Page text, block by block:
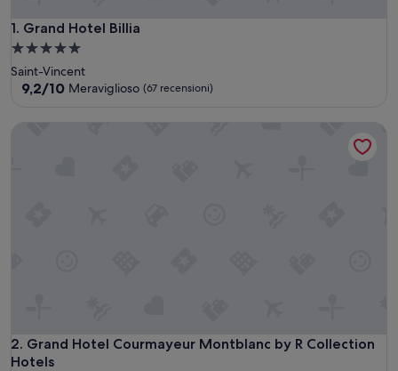
1. Grand Hotel Billia
Grand Hotel Billia
Struttura
a
5.0
Saint-Vincent
9.2
9,2/10 Meraviglioso (67 recensioni)
2. Grand Hotel Courmayeur Montblanc by R Collection
Hotels
Grand Hotel Courmayeur Montblanc by R Collection Hotels
Grand Hotel Courmayeur Montblanc by R Collection Hotels